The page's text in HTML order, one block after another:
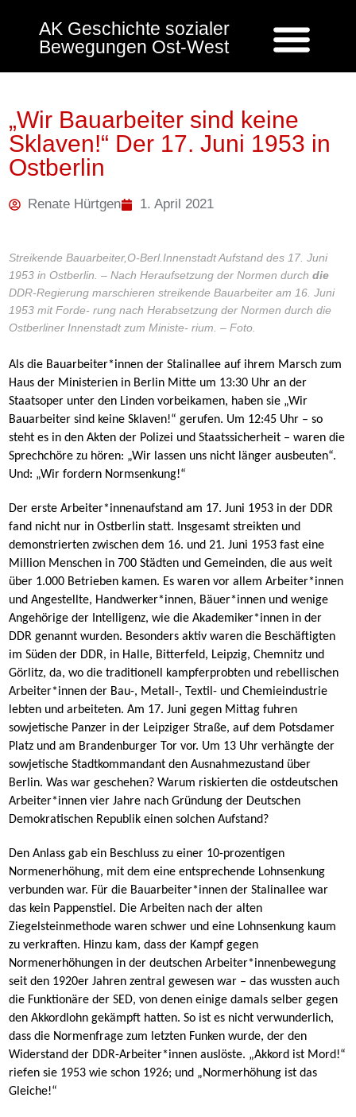
AK Geschichte sozialer
Bewegungen Ost-West
„Wir Bauarbeiter sind keine
Sklaven!“ Der 17. Juni 1953 in
Ostberlin
Renate Hürtgen 1. April 2021
Streikende Bauarbeiter,O-Berl.Innenstadt Aufstand des 17. Juni
1953 in Ostberlin. – Nach Heraufsetzung der Normen durchdie
DDR-Regierung marschieren streikende Bauarbeiter am 16. Juni
1953 mit Forde- rung nach Herabsetzung der Normen durch die
Ostberliner Innenstadt zum Ministe- rium. – Foto.
Als die Bauarbeiter*innen der Stalinallee auf ihrem Marsch zum
Haus der Ministerien in Berlin Mitte um 13:30 Uhr an der
Staatsoper unter den Linden vorbeikamen, haben sie „Wir
Bauarbeiter sind keine Sklaven!“ gerufen. Um 12:45 Uhr – so
steht es in den Akten der Polizei und Staatssicherheit – waren die
Sprechchöre zu hören: „Wir lassen uns nicht länger ausbeuten“.
Und: „Wir fordern Normsenkung!“
Der erste Arbeiter*innenaufstand am 17. Juni 1953 in der DDR
fand nicht nur in Ostberlin statt. Insgesamt streikten und
demonstrierten zwischen dem 16. und 21. Juni 1953 fast eine
Million Menschen in 700 Städten und Gemeinden, die aus weit
über 1.000 Betrieben kamen. Es waren vor allem Arbeiter*innen
und Angestellte, Handwerker*innen, Bäuer*innen und wenige
Angehörige der Intelligenz, wie die Akademiker*innen in der
DDR genannt wurden. Besonders aktiv waren die Beschäftigten
im Süden der DDR, in Halle, Bitterfeld, Leipzig, Chemnitz und
Görlitz, da, wo die traditionell kampferprobten und rebellischen
Arbeiter*innen der Bau-, Metall-, Textil- und Chemieindustrie
lebten und arbeiteten. Am 17. Juni gegen Mittag fuhren
sowjetische Panzer in der Leipziger Straße, auf dem Potsdamer
Platz und am Brandenburger Tor vor. Um 13 Uhr verhängte der
sowjetische Stadtkommandant den Ausnahmezustand über
Berlin. Was war geschehen? Warum riskierten die ostdeutschen
Arbeiter*innen vier Jahre nach Gründung der Deutschen
Demokratischen Republik einen solchen Aufstand?
Den Anlass gab ein Beschluss zu einer 10-prozentigen
Normenerhöhung, mit dem eine entsprechende Lohnsenkung
verbunden war. Für die Bauarbeiter*innen der Stalinallee war
das kein Pappenstiel. Die Arbeiten nach der alten
Ziegelsteinmethode waren schwer und eine Lohnsenkung kaum
zu verkraften. Hinzu kam, dass der Kampf gegen
Normenerhöhungen in der deutschen Arbeiter*innenbewegung
seit den 1920er Jahren zentral gewesen war – das wussten auch
die Funktionäre der SED, von denen einige damals selber gegen
den Akkordlohn gekämpft hatten. So ist es nicht verwunderlich,
dass die Normenfrage zum letzten Funken wurde, der den
Widerstand der DDR-Arbeiter*innen auslöste. „Akkord ist Mord!“
riefen sie 1953 wie schon 1926; und „Normerhöhung ist das
Gleiche!“